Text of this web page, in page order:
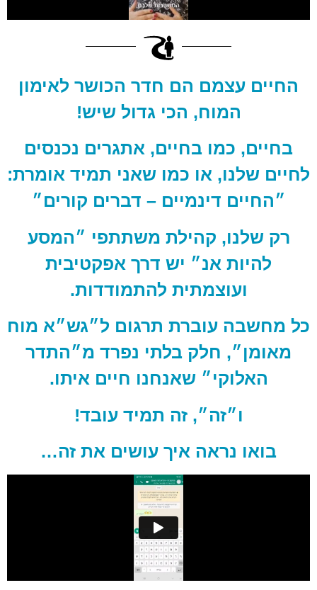
החיים עצמם הם חדר הכושר לאימון
המוח, הכי גדול שיש!
בחיים, כמו בחיים, אתגרים נכנסים
לחיים שלנו, או כמו שאני תמיד אומרת:
״החיים דינמיים – דברים קורים״
רק שלנו, קהילת משתתפי ״המסע
להיות אנ״ יש דרך אפקטיבית
ועוצמתית להתמודדות.
כל מחשבה עוברת תרגום ל״גש״א מוח
מאומן״, חלק בלתי נפרד מ״התדר
האלוקי״ שאנחנו חיים איתו.
ו״זה״, זה תמיד עובד!
בואו נראה איך עושים את זה…